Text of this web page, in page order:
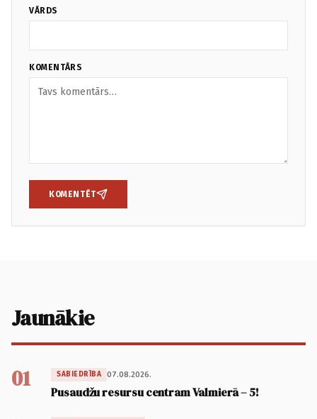
VĀRDS
KOMENTĀRS
KOMENTĒT
Jaunākie
01 SABIEDRĪBA 07.08.2026.
Pusaudžu resursu centram Valmierā – 5!